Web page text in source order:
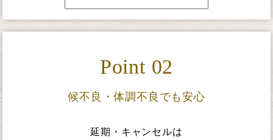
Point 02
候不良・体調不良でも安心
延期・キャンセルは